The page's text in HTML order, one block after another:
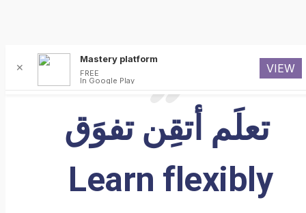
تعلَم أتقِن تفوَق
Learn flexibly
✕
Mastery platform
FREE
In Google Play
VIEW